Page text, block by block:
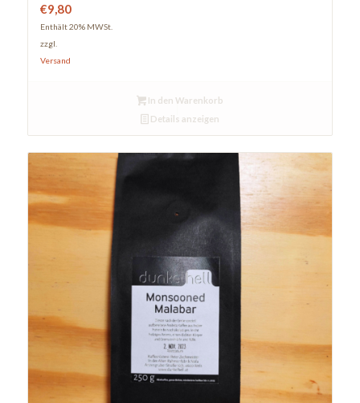
€9,80
Enthält 20% MWSt.
zzgl.
Versand
In den Warenkorb
Details anzeigen